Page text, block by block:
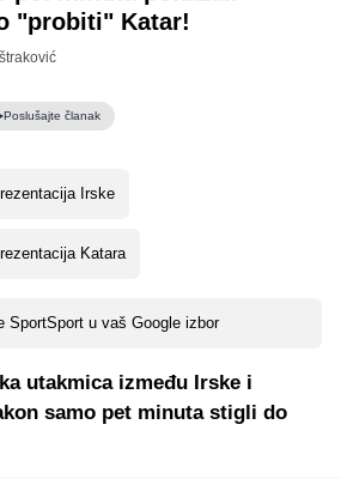
"probiti" Katar!
Poslušajte članak
Irske
Katara
SportSport u vaš Google izbor
utakmica između Irske i
samo pet minuta stigli do